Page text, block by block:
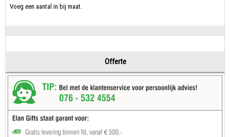
Voeg een aantal in bij maat.
Offerte